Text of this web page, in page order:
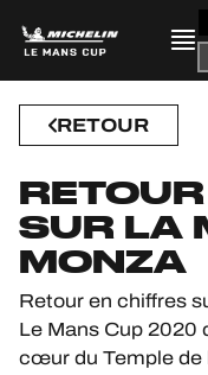
SAISON
RÉSULTATS
RETOUR
SUR LA
MONZA
Retour en chiffres
Le Mans Cup 2020
cœur du Temple de